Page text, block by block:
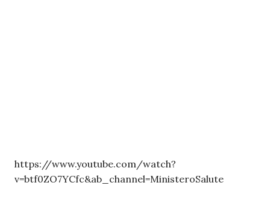
https://www.youtube.com/watch?
v=btf0ZO7YCfc&ab_channel=MinisteroSalute